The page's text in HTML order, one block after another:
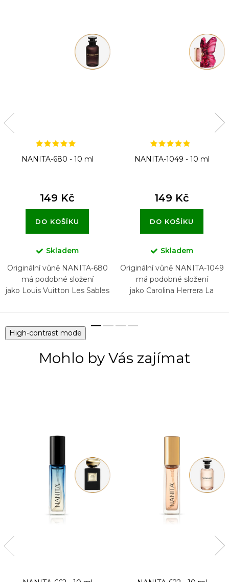
NANITA-680 - 10 ml
149 Kč
DO KOŠÍKU
Skladem
Originální vůně NANITA-680
má podobné složení
jako Louis Vuitton Les Sables
NANITA-1049 - 10 ml
149 Kč
DO KOŠÍKU
Skladem
Originální vůně NANITA-1049
má podobné složení
jako Carolina Herrera La
High-contrast mode
Mohlo by Vás zajímat